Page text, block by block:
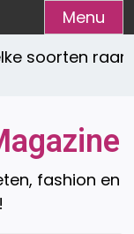
Menu
soorten
fashion en